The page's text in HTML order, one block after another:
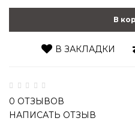
В
В ЗАКЛАДКИ
0 ОТЗЫВОВ
НАПИСАТЬ ОТЗЫВ